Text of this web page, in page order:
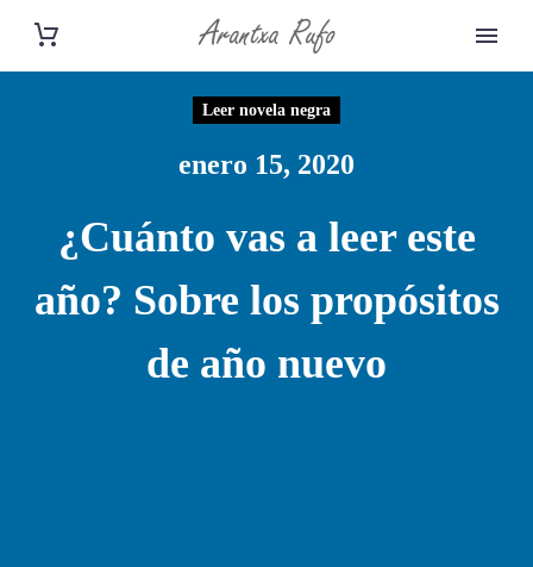
Leer novela negra
enero 15, 2020
¿Cuánto vas a leer este
año? Sobre los propósitos
de año nuevo